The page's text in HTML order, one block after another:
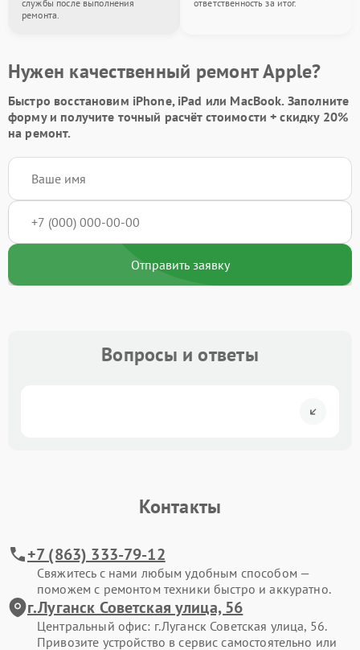
службы после выполнения
ремонта.
ответственность за итог.
Нужен качественный ремонт Apple?
Быстро восстановим iPhone, iPad или MacBook. Заполните
формуи получите точный расчёт стоимости +скидку 20%
на ремонт.
Отправить заявку
Вопросы и ответы
Контакты
+7 (863) 333-79-12
Свяжитесь с нами любым удобным способом —
поможем с ремонтом техники быстро и аккуратно.
г.Луганск Советская улица, 56
Центральный офис: г.Луганск Советская улица, 56.
Привозите устройство в сервис самостоятельно или